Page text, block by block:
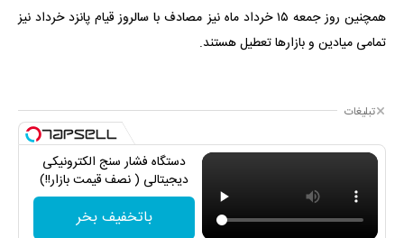
همچنین روز جمعه ۱۵ خرداد ماه نیز مصادف با سالروز قیام پانزد خرداد نیز
تمامی میادین و بازارها تعطیل هستند.
تبلیغات
دستگاه فشار سنج الکترونیکی
دیجیتالی ( نصف قیمت بازار!!)
باتخفیف بخر